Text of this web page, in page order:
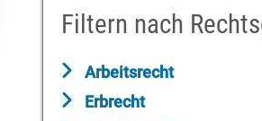
Filtern nach
Arbeitsrecht
Erbrecht